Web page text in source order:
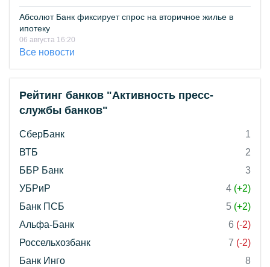
Абсолют Банк фиксирует спрос на вторичное жилье в
ипотеку
06 августа 16:20
Все новости
Рейтинг банков "Активность пресс-
службы банков"
СберБанк
1
ВТБ
2
ББР Банк
3
УБРиР
4 (+2)
Банк ПСБ
5 (+2)
Альфа-Банк
6 (-2)
Россельхозбанк
7 (-2)
Банк Инго
8